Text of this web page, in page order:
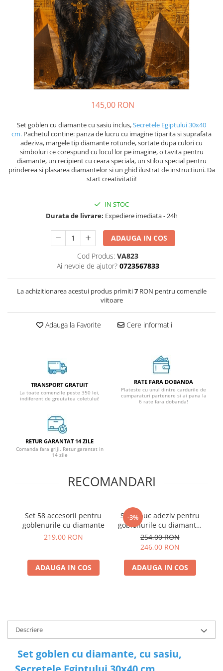
145,00 RON
Set goblen cu diamante cu sasiu inclus,Secretele Egiptului 30x40
cm. Pachetul contine: panza de lucru cu imagine tiparita si suprafata
adeziva, margele tip diamante rotunde, sortate dupa culori cu
simboluri ce corespund cu locul lor pe imagine, o tavita pentru
diamante, un recipient cu ceara speciala, un stilou special pentru
prinderea si plasarea diamantelor si un ghid ilustrat de instructiuni. Da
start creativitatii!
IN STOC
Durata de livrare: Expediere imediata - 24h
ADAUGA IN COS
Cod Produs: VA823
Ai nevoie de ajutor? 0723567833
La achizitionarea acestui produs primiti7RON pentru comenzile
viitoare
Adauga la Favorite Cere informatii
TRANSPORT GRATUIT
La toate comenzile peste 350 lei,
indiferent de greutatea coletului!
RATE FARA DOBANDA
Plateste cu unul dintre cardurile de
cumparaturi partenere si ai pana la
6 rate fara dobanda!
RETUR GARANTAT 14 ZILE
Comanda fara griji. Retur garantat in
14 zile
RECOMANDARI
Set 58 accesorii pentru
goblenurile cu diamante
219,00 RON
ADAUGA IN COS
-3%
Set 3 buc adeziv pentru
goblenurile cu diamante,
cu pensule, 450 ml
254,00 RON
246,00 RON
ADAUGA IN COS
Descriere
Set goblen cu diamante, cu sasiu,